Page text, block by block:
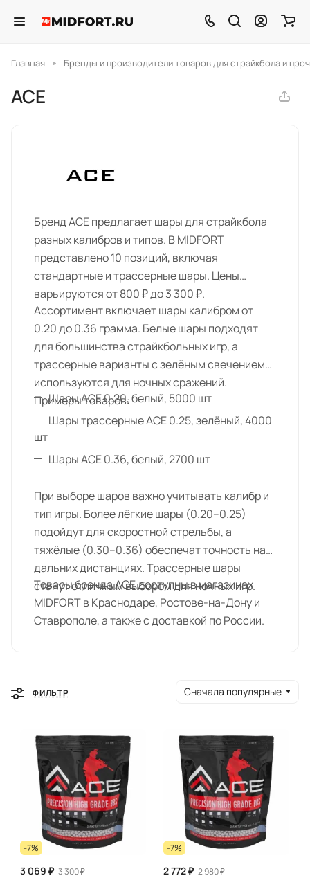
Главная Бренды и производители товаров для страйкбола и
ACE
Бренд ACE предлагает шары для страйкбола
разных калибров и типов. В MIDFORT
представлено 10 позиций, включая
стандартные и трассерные шары. Цены
варьируются от 800 ₽ до 3 300 ₽.
Ассортимент включает шары калибром от
0.20 до 0.36 грамма. Белые шары подходят
для большинства страйкбольных игр, а
трассерные варианты с зелёным свечением
используются для ночных сражений.
Примеры товаров:
Шары ACE 0.20, белый, 5000 шт
Шары трассерные ACE 0.25, зелёный, 4000
шт
Шары ACE 0.36, белый, 2700 шт
При выборе шаров важно учитывать калибр и
тип игры. Более лёгкие шары (0.20–0.25)
подойдут для скоростной стрельбы, а
тяжёлые (0.30–0.36) обеспечат точность на
дальних дистанциях. Трассерные шары
станут отличным выбором для ночных игр.
Товары бренда ACE доступны в магазинах
MIDFORT в Краснодаре, Ростове-на-Дону и
Ставрополе, а также с доставкой по России.
ФИЛЬТР Сначала популярные
-7%
3 069 ₽ 3 300 ₽
-7%
2 772 ₽ 2 980 ₽